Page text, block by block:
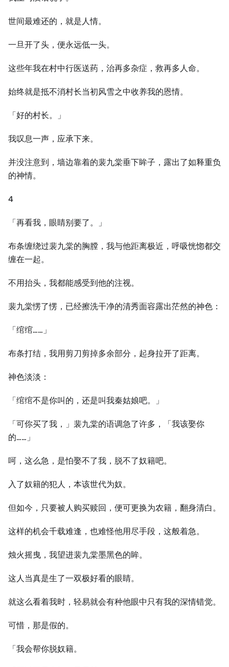
世间最难还的，就是人情。
一旦开了头，便永远低一头。
这些年我在村中行医送药，治再多杂症，救再多人命。
始终就是抵不消村长当初风雪之中收养我的恩情。
「好的村长。」
我叹息一声，应承下来。
并没注意到，墙边靠着的裴九棠垂下眸子，露出了如释重负
的神情。
4
「再看我，眼睛别要了。」
布条缠绕过裴九棠的胸膛，我与他距离极近，呼吸恍惚都交
缠在一起。
不用抬头，我都能感受到他的注视。
裴九棠愣了愣，已经擦洗干净的清秀面容露出茫然的神色：
「绾绾……」
布条打结，我用剪刀剪掉多余部分，起身拉开了距离。
神色淡淡：
「绾绾不是你叫的，还是叫我秦姑娘吧。」
「可你买了我，」裴九棠的语调急了许多，「我该娶你
的……」
呵，这么急，是怕娶不了我，脱不了奴籍吧。
入了奴籍的犯人，本该世代为奴。
但如今，只要被人购买赎回，便可更换为农籍，翻身清白。
这样的机会千载难逢，也难怪他用尽手段，这般着急。
烛火摇曳，我望进裴九棠墨黑色的眸。
这人当真是生了一双极好看的眼睛。
就这么看着我时，轻易就会有种他眼中只有我的深情错觉。
可惜，那是假的。
「我会帮你脱奴籍。